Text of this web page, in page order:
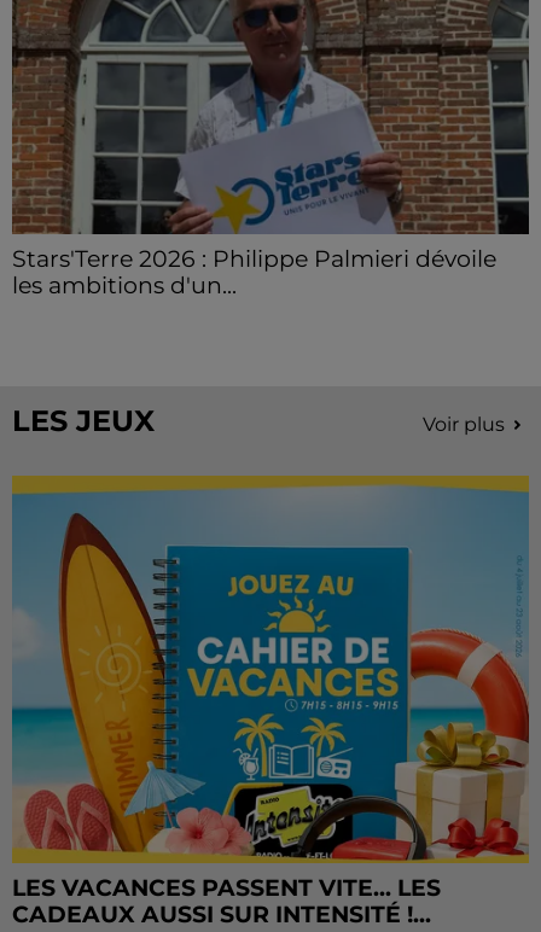
Stars'Terre 2026 : Philippe Palmieri dévoile
les ambitions d'un...
LES JEUX Voir plus
LES VACANCES PASSENT VITE... LES
CADEAUX AUSSI SUR INTENSITÉ !...